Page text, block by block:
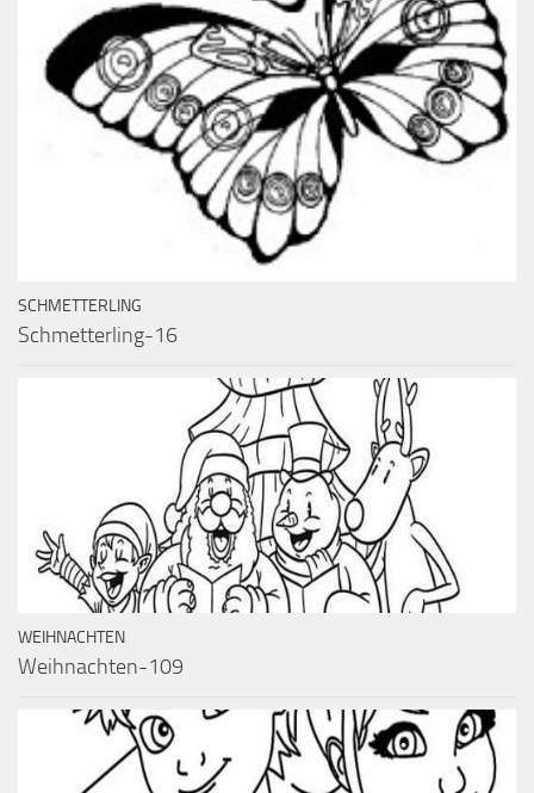
SCHMETTERLING
Schmetterling-16
WEIHNACHTEN
Weihnachten-109